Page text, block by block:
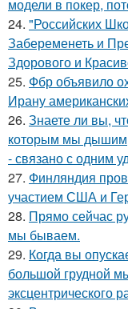
модели в покер,
24. "Российских
Забеременеть и
Здорового и
25. Фбр объявило
Ирану
26. Знаете ли вы,
которым мы дышим,
- связано с одним
27. Финляндия
участием США и
28. Прямо сейчас
мы бываем.
29. Когда вы
большой грудной
эксцентрического